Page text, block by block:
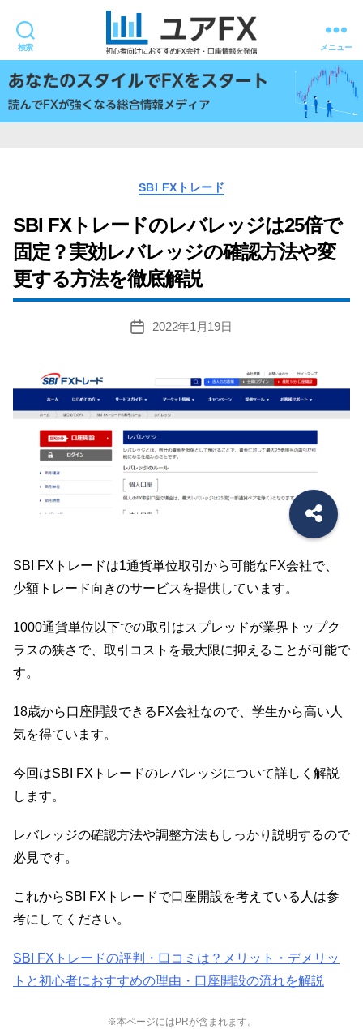
検索
ユ
ア
FX
メニュー
カ
テ
リ
ー
SBI FXトレード
SBI FXトレードのレバレッジは25倍で
固定？実効レバレッジの確認方法や変
更する方法を徹底解説
投
2022年1月19日
SBI FXトレードは1通貨単位取引から可能なFX会社で、
少額トレード向きのサービスを提供しています。
1000通貨単位以下での取引はスプレッドが業界トップク
ラスの狭さで、取引コストを最大限に抑えることが可能で
す。
18歳から口座開設できるFX会社なので、学生から高い人
気を得ています。
今回はSBI FXトレードのレバレッジについて詳しく解説
します。
レバレッジの確認方法や調整方法もしっかり説明するので
必見です。
これからSBI FXトレードで口座開設を考えている人は参
考にしてください。
SBI FXトレードの評判・口コミは？メリット・デメリッ
トと初心者におすすめの理由・口座開設の流れを解説
※本ページにはPRが含まれます。